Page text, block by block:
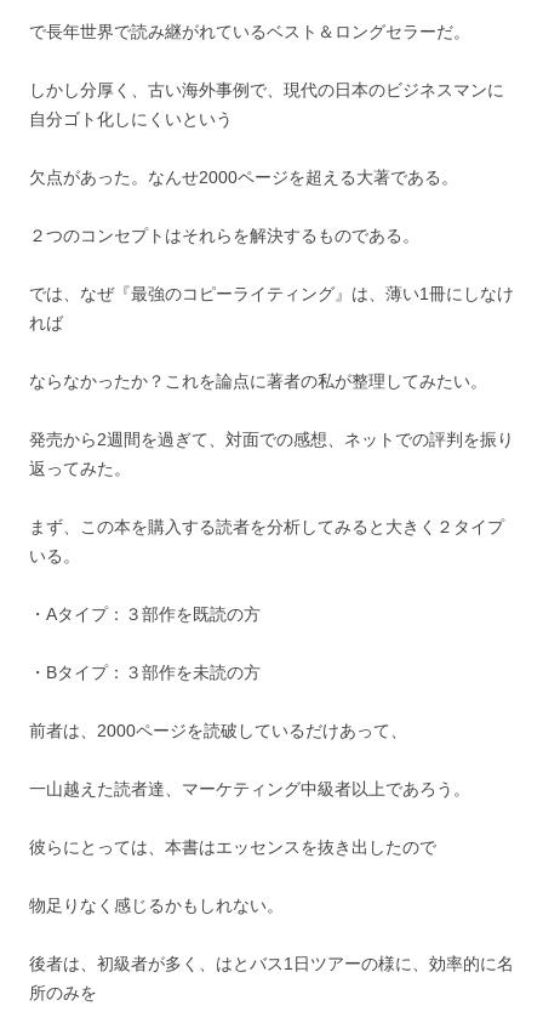
で長年世界で読み継がれているベスト＆ロングセラーだ。
しかし分厚く、古い海外事例で、現代の日本のビジネスマンに
自分ゴト化しにくいという
欠点があった。なんせ2000ページを超える大著である。
２つのコンセプトはそれらを解決するものである。
では、なぜ『最強のコピーライティング』は、薄い1冊にしなけ
れば
ならなかったか？これを論点に著者の私が整理してみたい。
発売から2週間を過ぎて、対面での感想、ネットでの評判を振り
返ってみた。
まず、この本を購入する読者を分析してみると大きく２タイプ
いる。
・Aタイプ：３部作を既読の方
・Bタイプ：３部作を未読の方
前者は、2000ページを読破しているだけあって、
一山越えた読者達、マーケティング中級者以上であろう。
彼らにとっては、本書はエッセンスを抜き出したので
物足りなく感じるかもしれない。
後者は、初級者が多く、はとバス1日ツアーの様に、効率的に名
所のみを